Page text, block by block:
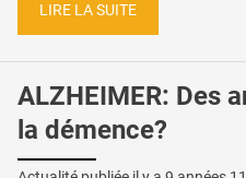
LIRE LA SUITE
ALZHEIMER: Des
la démence?